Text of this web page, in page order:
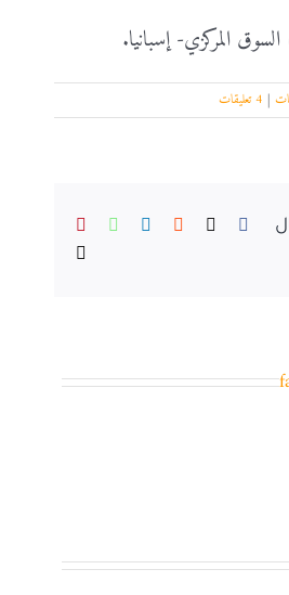
المركزي- إسبانيا.
| 4 تعليقات
Facebook
Reddit
LinkedIn
WhatsApp